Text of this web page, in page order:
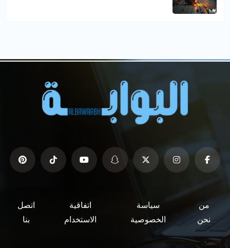
من
نحن
سياسة
الخصوصية
اتفاقية
الاستخدام
اتصل
بنا